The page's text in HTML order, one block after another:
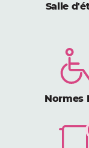
Salle
Normes